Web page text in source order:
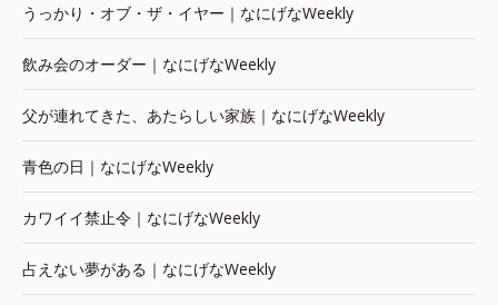
うっかり・オブ・ザ・イヤー｜なにげなWeekly
飲み会のオーダー｜なにげなWeekly
父が連れてきた、あたらしい家族｜なにげなWeekly
青色の日｜なにげなWeekly
カワイイ禁止令｜なにげなWeekly
占えない夢がある｜なにげなWeekly